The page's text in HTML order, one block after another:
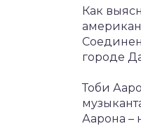
Как
городе
Тоби
Аарона –